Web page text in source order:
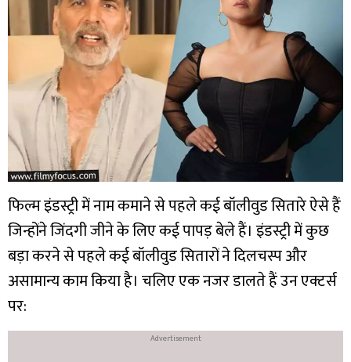
फिल्म इंडस्ट्री में नाम कमाने से पहले कई बॉलीवुड सितारे ऐसे हैं
जिन्होंने जिंदगी जीने के लिए कई पापड़ बेले हैं। इंडस्ट्री में कुछ
बड़ा करने से पहले कई बॉलीवुड सितारों ने दिलचस्प और
असामान्य काम किया है। चलिए एक नजर डालते हैं उन एक्टर्स
पर: